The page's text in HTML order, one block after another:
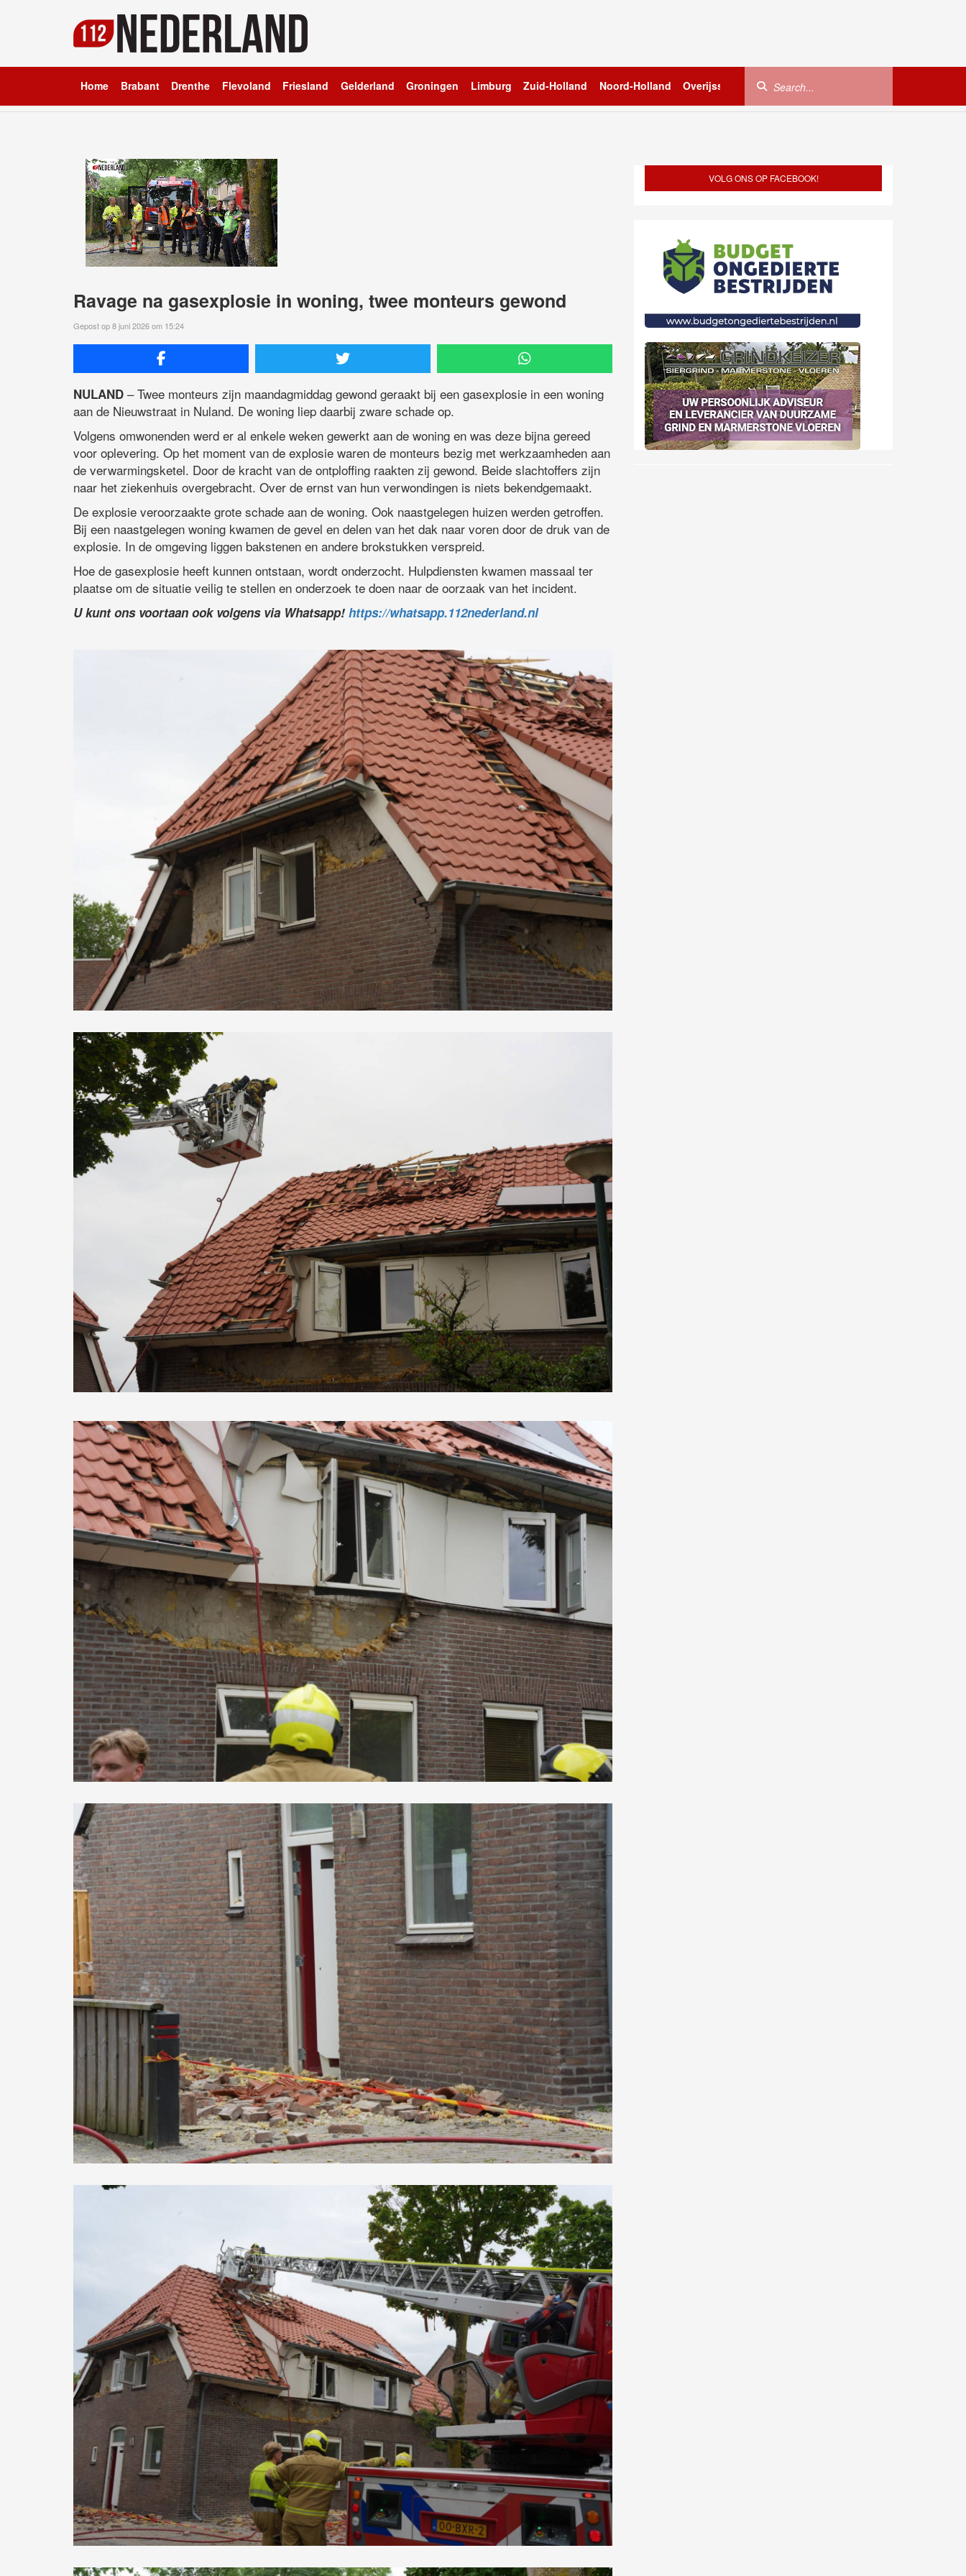
Home Brabant Drenthe Flevoland Friesland Gelderland Groningen Limburg Zuid-Holland Noord-Holland Overijssel Utrecht Zeeland
Ravage na gasexplosie in woning, twee monteurs gewond
Gepost op 8 juni 2026 om 15:24
NULAND – Twee monteurs zijn maandagmiddag gewond geraakt bij een gasexplosie in een woning
aan de Nieuwstraat in Nuland. De woning liep daarbij zware schade op.
Volgens omwonenden werd er al enkele weken gewerkt aan de woning en was deze bijna gereed
voor oplevering. Op het moment van de explosie waren de monteurs bezig met werkzaamheden aan
de verwarmingsketel. Door de kracht van de ontploffing raakten zij gewond. Beide slachtoffers zijn
naar het ziekenhuis overgebracht. Over de ernst van hun verwondingen is niets bekendgemaakt.
De explosie veroorzaakte grote schade aan de woning. Ook naastgelegen huizen werden getroffen.
Bij een naastgelegen woning kwamen de gevel en delen van het dak naar voren door de druk van de
explosie. In de omgeving liggen bakstenen en andere brokstukken verspreid.
Hoe de gasexplosie heeft kunnen ontstaan, wordt onderzocht. Hulpdiensten kwamen massaal ter
plaatse om de situatie veilig te stellen en onderzoek te doen naar de oorzaak van het incident.
U kunt ons voortaan ook volgens via Whatsapp! https://whatsapp.112nederland.nl
VOLG ONS OP FACEBOOK!